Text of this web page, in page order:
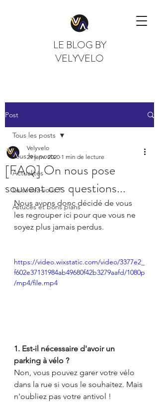
LE BLOG BY
VELYVELO
Post
Tous les posts
Actualités
Le saviez-vous ?
Astuces et bons plans
Tous les posts
[FAQ] On nous pose
souvent ces questions...
Velyvelo
29 janv. 2020 1 min de lecture
Nous avons donc décidé de vous
les regrouper ici pour que vous ne
soyez plus jamais perdus.
https://video.wixstatic.com/video/3377e2_
f602e37131984ab49680f42b3279aafd/1080p
/mp4/file.mp4
1. Est-il nécessaire d'avoir un
parking à vélo ?
Non, vous pouvez garer votre vélo
dans la rue si vous le souhaitez. Mais
n'oubliez pas votre antivol !